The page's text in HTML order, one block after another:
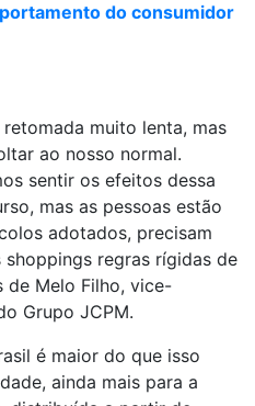
do consumidor